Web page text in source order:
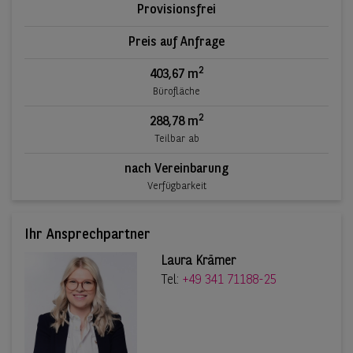
Provisionsfrei
Preis auf Anfrage
403,67 m2
Bürofläche
288,78 m2
Teilbar ab
nach Vereinbarung
Verfügbarkeit
Ihr Ansprechpartner
Laura Krämer
Tel: +49 341 71188-25